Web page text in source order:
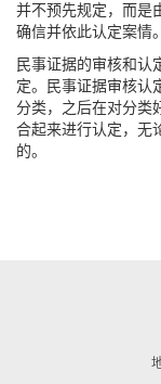
并不预先规定，而是
确信并依此认定案情。
民事证据的审核和认
定。民事证据审核认
分类，之后在对分类
合起来进行认定，无
的。